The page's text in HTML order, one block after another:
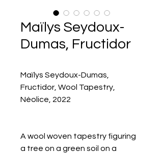
Maïlys Seydoux-
Dumas, Fructidor
Maïlys Seydoux-Dumas,
Fructidor, Wool Tapestry,
Néolice, 2022
A wool woven tapestry figuring
a tree on a green soil on a